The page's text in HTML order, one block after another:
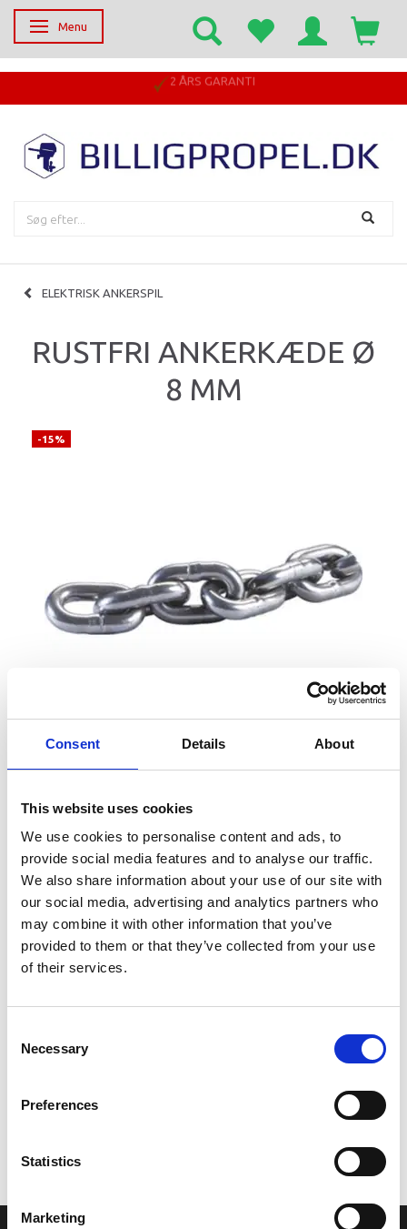
Consent Details About
This website uses cookies
We use cookies to personalise content and ads, to
provide social media features and to analyse our traffic.
We also share information about your use of our site with
our social media, advertising and analytics partners who
may combine it with other information that you’ve
provided to them or that they’ve collected from your use
of their services.
Selection
Necessary
Preferences
Statistics
Marketing
Skifte navigation
Menu
2 ÅRS GARANTI
ELEKTRISK ANKERSPIL
RUSTFRI ANKERKÆDE Ø
8 MM
-15%
Pris fra
2.039,15 DKK
2.399,00 DKK
Du sparer: 359,85 DKK
Længde:
Vi oplever i øjeblikket store og hyppige prisændringer i markedet.
Derfor kan der i enkelte tilfælde være produkter, som ikke kan
leveres, eller hvor prisen afviger fra det viste. Vi kontakter dig